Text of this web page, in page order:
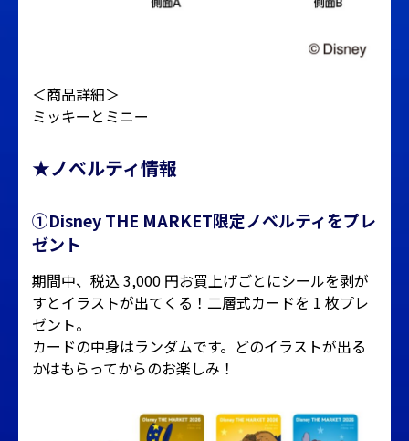
＜商品詳細＞
ミッキーとミニー
★ノベルティ情報
①Disney THE MARKET限定ノベルティをプレ
ゼント
期間中、税込 3,000 円お買上げごとにシールを剥が
すとイラストが出てくる！二層式カードを 1 枚プレ
ゼント。
カードの中身はランダムです。どのイラストが出る
かはもらってからのお楽しみ！